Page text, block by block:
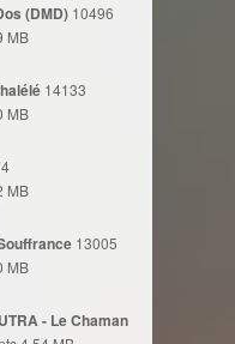
(DMD) 10496
MB
14133
MB
MB
13005
MB
- Le Chaman